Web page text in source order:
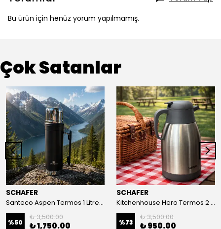
Bu ürün için henüz yorum yapılmamış.
Çok Satanlar
SCHAFER
Santeco Aspen Termos 1 Litre-Siyah
%50
₺ 3,500.00
₺ 1,750.00
SCHAFER
Kitchenhouse Hero Termos 2 Litre
%73
₺ 3,500.00
₺ 950.00